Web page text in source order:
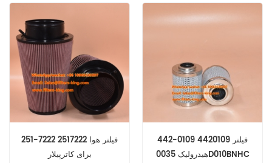
251-7222 2517222 فیلتر هوا
برای کاترپیلار
442-0109 4420109 فیلتر
هیدرولیک 0035D010BNHC